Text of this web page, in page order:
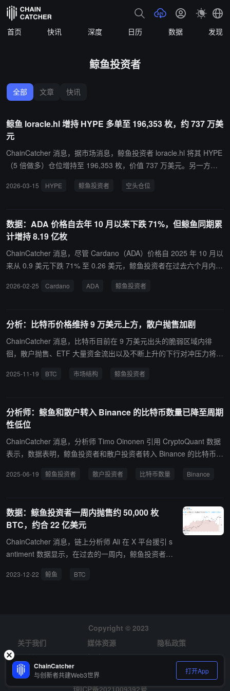
首页 快讯 深度 日历 数据 发现
鲸鱼投资者
全部 文章 快讯
鲸鱼 loracle.hl 增持 HYPE 多单至 196,353 枚，约 737 万美
元
ChainCatcher 消息，据市场消息，鲸鱼投资者 loracle.hl 将其 HYPE
（5 倍做多）仓位增持至 196,353 枚，价值 737 万美元。另一方
总盈利仍超过 2,357 万美元。
2026-03-15 HYPE 鲸鱼投资者 空头仓位
数据：ADA 价格自去年 10 月以来下跌 71%，但鲸鱼同期累
计增持 8.19 亿枚
ChainCatcher 消息，尽管 Cardano（ADA）价格自 2025 年 10 月以
来从 0.9 美元下跌 71% 至 0.26 美元，鲸鱼投资者在过去六个月内仍
2026-02-25 Cardano ADA 鲸鱼投资者
分析：比特币价格维持 9 万美元上方，散户抛售加剧
ChainCatcher 消息，比特币目前在 9 万美元出头的脆弱区域内徘
徊，散户抛售、ETF 大量资金流出以及不断上升的下行对冲压力将继
失衡的资金流动模式——短期持有者和华尔街投资者大量抛售，而长
者不断增持，而散户和短期买家则持续遭受巨额损失。近期约有 31,8
00 枚比特币被亏损转移至交易所，而持有超过 1,000 枚比特币的钱
包数量增长了 2.2%，创下四个月来的最高增速。
2025-11-19 BTC 市场结构 鲸鱼投资者
分析师：鲸鱼和散户转入 Binance 的比特币数量已降至周期
性低位
ChainCatcher 消息，分析师 Timo Oinonen 引用 CryptoQuant 数据
表示，数据表明，鲸鱼投资者和散户投资者转入 Binance 的比特币已
售。
2025-06-19 鲸鱼投资者 散户投资者 比特币数量 Binance
数据：鲸鱼投资者一周内抛售约 50,000 枚
BTC，约合 22 亿美元
ChainCatcher 消息，链上分析师 Ali 在 X 平台援引 s
antiment 数据显示，在过去的一周内，鲸鱼投资者抛
2023-12-22 鲸鱼 BTC
Copyright © 2023
关于我们
媒体资源
隐私政策
风险提示
招聘
琼ICP备2021009392号
ChainCatcher
与创新者共建Web3世界 打开App